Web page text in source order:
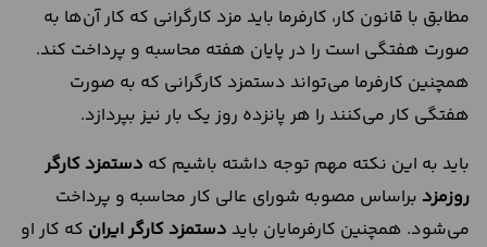
مطابق با قانون کار، کارفرما باید مزد کارگرانی که کار آن‌ها به
صورت هفتگی است را در پایان هفته محاسبه و پرداخت کند.
همچنین کارفرما می‌تواند دستمزد کارگرانی که به صورت
هفتگی کار می‌کنند را هر پانزده روز یک بار نیز بپردازد.
باید به این نکته مهم توجه داشته باشیم که دستمزد کارگر
روزمزد براساس مصوبه شورای عالی کار محاسبه و پرداخت
می‌شود. همچنین کارفرمایان باید دستمزد کارگر ایران که کار او